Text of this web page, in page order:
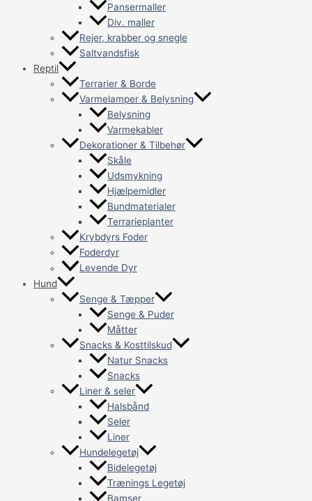
Pansermaller
Div. maller
Rejer, krabber og snegle
Saltvandsfisk
Reptil
Terrarier & Borde
Varmelamper & Belysning
Belysning
Varmekabler
Dekorationer & Tilbehør
Skåle
Udsmykning
Hjælpemidler
Bundmaterialer
Terrarieplanter
Krybdyrs Foder
Foderdyr
Levende Dyr
Hund
Senge & Tæpper
Senge & Puder
Måtter
Snacks & Kosttilskud
Natur Snacks
Snacks
Liner & seler
Halsbånd
Seler
Liner
Hundelegetøj
Bidelegetøj
Trænings Legetøj
Bamser